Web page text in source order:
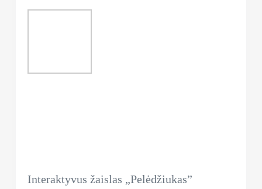
Interaktyvus žaislas „Pelėdžiukas”